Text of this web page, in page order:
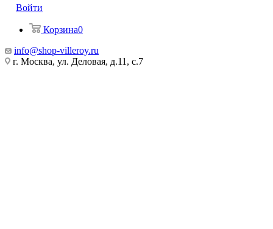
Войти
Корзина0
info@shop-villeroy.ru
г. Москва, ул. Деловая, д.11, с.7